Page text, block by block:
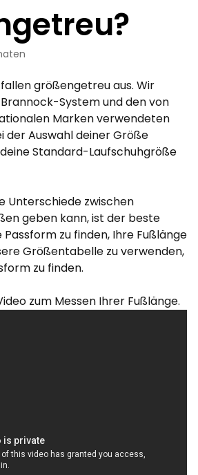
größengetreu aus. Wir
System und den von
Marken verwendeten
der Auswahl deiner Größe
Standard-Laufschuhgröße
Unterschiede zwischen
geben kann, ist der beste
zu finden, Ihre Fußlänge
Größentabelle zu verwenden,
zu finden.
zum Messen Ihrer Fußlänge.